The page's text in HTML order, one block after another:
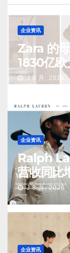
企业资讯
Zara 的
1830亿
J 8 月, 2026
企业资讯
Ralph
营收同比
14%
J 8 月, 2026
企业资讯